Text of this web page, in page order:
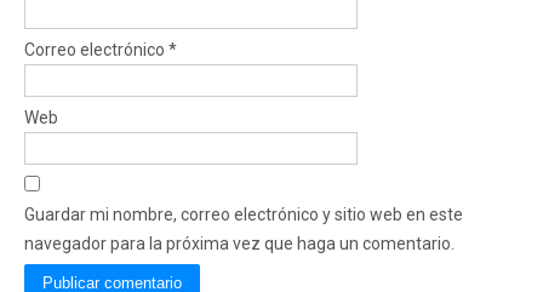
Correo electrónico *
Web
Guardar mi nombre, correo electrónico y sitio web en este
navegador para la próxima vez que haga un comentario.